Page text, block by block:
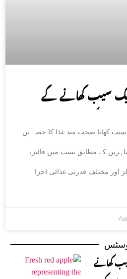
ایک سیب کھانے کے
سیب کھانا صحت مند غذا کا حصہ بن
کے مطابق سیب میں فائبر،
اور مختلف قدرتی غذائی اجزا
کھانے